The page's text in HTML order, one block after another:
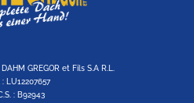
GREGOR et Fils S.A R.L.
: LU12207657
: B92943